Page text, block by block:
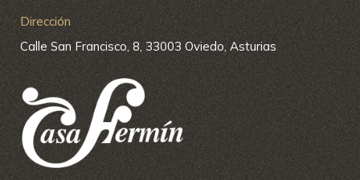
Dirección
Calle San Francisco, 8, 33003 Oviedo, Asturias